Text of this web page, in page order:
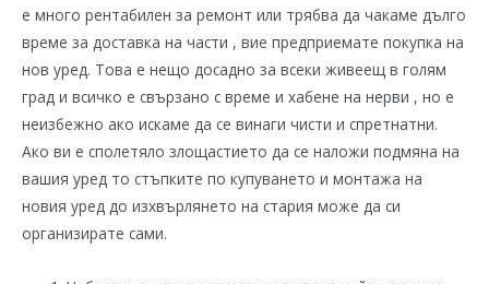
е много рентабилен за ремонт или трябва да чакаме дълго
време за доставка на части , вие предприемате покупка на
нов уред. Това е нещо досадно за всеки живеещ в голям
град и всичко е свързано с време и хабене на нерви , но е
неизбежно ако искаме да се винаги чисти и спретнатни.
Ако ви е сполетяло злощастието да се наложи подмяна на
вашия уред то стъпките по купуването и монтажа на
новия уред до изхвърлянето на стария може да си
организирате сами.